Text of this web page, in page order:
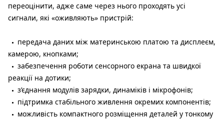
переоцінити, адже саме через нього проходять усі
сигнали, які «оживляють» пристрій:
передача даних між материнською платою та дисплеєм,
камерою, кнопками;
забезпечення роботи сенсорного екрана та швидкої
реакції на дотики;
з’єднання модулів зарядки, динаміків і мікрофонів;
підтримка стабільного живлення окремих компонентів;
можливість компактного розміщення деталей у тонкому